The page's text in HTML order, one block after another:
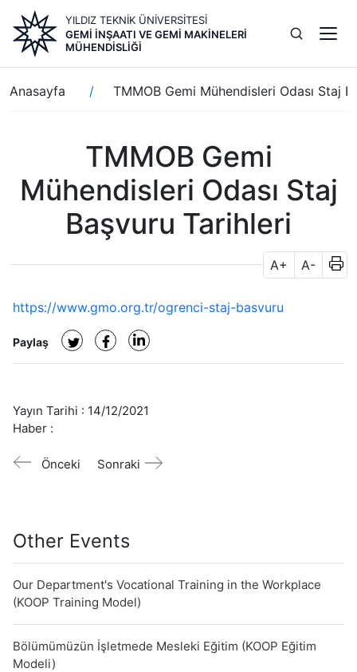
içeriğe
atla
YILDIZ TEKNİK ÜNİVERSİTESİ
GEMI İNŞAATI VE GEMI MAKINELERI
MÜHENDISLIĞI
Sayfa
yolu
Anasayfa TMMOB Gemi Mühendisleri Odası Staj
TMMOB Gemi
Mühendisleri Odası Staj
Başvuru Tarihleri
A+ A-
https://www.gmo.org.tr/ogrenci-staj-basvuru
Paylaş
Yayın Tarihi : 14/12/2021
Haber :
Önceki Sonraki
Other Events
Our Department's Vocational Training in the Workplace
(KOOP Training Model)
Bölümümüzün İşletmede Mesleki Eğitim (KOOP Eğitim
Modeli)